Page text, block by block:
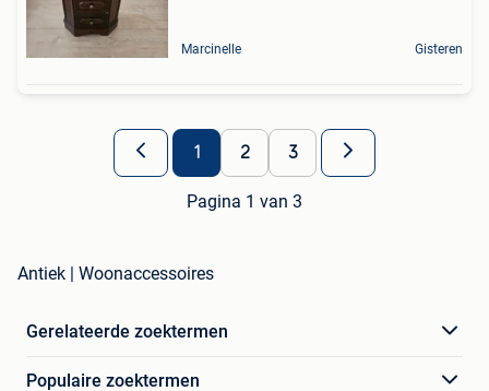
Marcinelle Gisteren
1 2 3
Pagina 1 van 3
Antiek | Woonaccessoires
Gerelateerde zoektermen
Populaire zoektermen